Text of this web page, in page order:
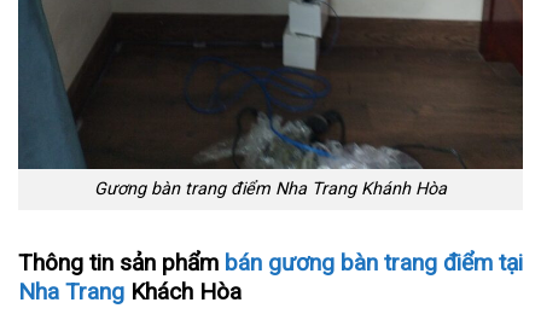
Gương bàn trang điểm Nha Trang Khánh Hòa
Thông tin sản phẩm bán gương bàn trang điểm tại
Nha Trang Khách Hòa